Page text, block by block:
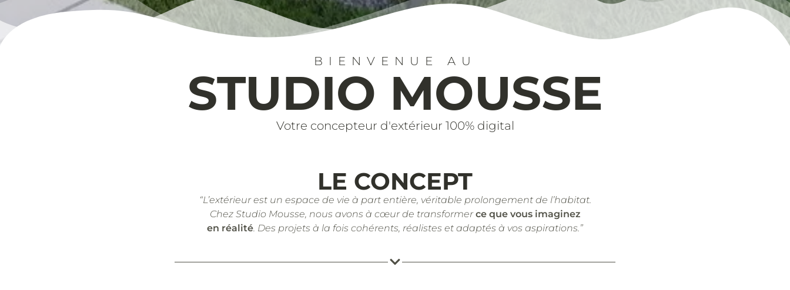
BIENVENUE AU
STUDIO MOUSSE
Votre concepteur d'extérieur 100% digital
LE CONCEPT
“L’extérieur est un espace de vie à part entière, véritable prolongement de l’habitat.
Chez Studio Mousse, nous avons à cœur de transformerce que vous imaginez
en réalité. Des projets à la fois cohérents, réalistes et adaptés à vos aspirations.”